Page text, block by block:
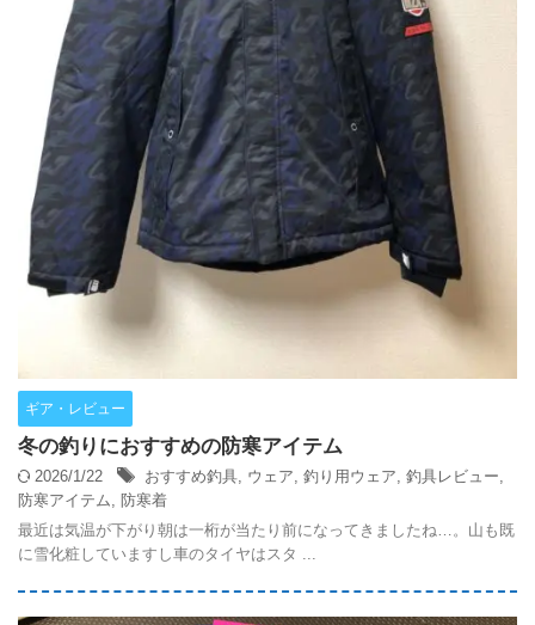
ギア・レビュー
冬の釣りにおすすめの防寒アイテム
2026/1/22 おすすめ釣具, ウェア, 釣り用ウェア, 釣具レビュー,
防寒アイテム, 防寒着
最近は気温が下がり朝は一桁が当たり前になってきましたね…。山も既
に雪化粧していますし車のタイヤはスタ ...